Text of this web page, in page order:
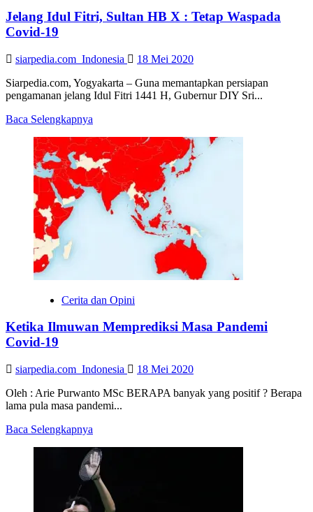
Jelang Idul Fitri, Sultan HB X : Tetap Waspada
Covid-19
siarpedia.com_Indonesia
18 Mei 2020
Siarpedia.com, Yogyakarta – Guna memantapkan persiapan
pengamanan jelang Idul Fitri 1441 H, Gubernur DIY Sri...
Baca Selengkapnya
about
Jelang
Idul
Fitri,
Sultan
HB
19
Cerita dan Opini
Ketika Ilmuwan Memprediksi Masa Pandemi
Covid-19
siarpedia.com_Indonesia
18 Mei 2020
Oleh : Arie Purwanto MSc BERAPA banyak yang positif ? Berapa
lama pula masa pandemi...
Baca Selengkapnya
about
Ketika
Ilmuwan
Memprediksi
Masa